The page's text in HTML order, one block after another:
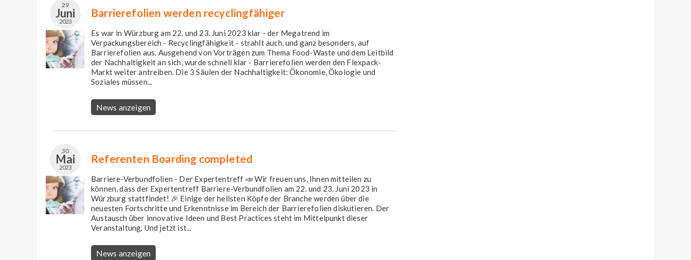
29
Juni
2023
Barrierefolien werden recyclingfähiger
Es war in Würzburg am 22. und 23. Juni 2023 klar - der Megatrend im
Verpackungsbereich - Recyclingfähigkeit - strahlt auch, und ganz besonders, auf
Barrierefolien aus. Ausgehend von Vorträgen zum Thema Food-Waste und dem Leitbild
der Nachhaltigkeit an sich, wurde schnell klar - Barrierefolien werden den Flexpack-
Markt weiter antreiben. Die 3 Säulen der Nachhaltigkeit: Ökonomie, Ökologie und
Soziales müssen...
News anzeigen
30
Mai
2023
Referenten Boarding completed
Barriere-Verbundfolien - Der Expertentreff 📣 Wir freuen uns, Ihnen mitteilen zu
können, dass der Expertentreff Barriere-Verbundfolien am 22. und 23. Juni 2023 in
Würzburg stattfindet! 🎉 Einige der hellsten Köpfe der Branche werden über die
neuesten Fortschritte und Erkenntnisse im Bereich der Barrierefolien diskutieren. Der
Austausch über innovative Ideen und Best Practices steht im Mittelpunkt dieser
Veranstaltung. Und jetzt ist...
News anzeigen